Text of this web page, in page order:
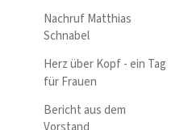
Nachruf Matthias
Schnabel
Herz über Kopf - ein Tag
für Frauen
Bericht aus dem